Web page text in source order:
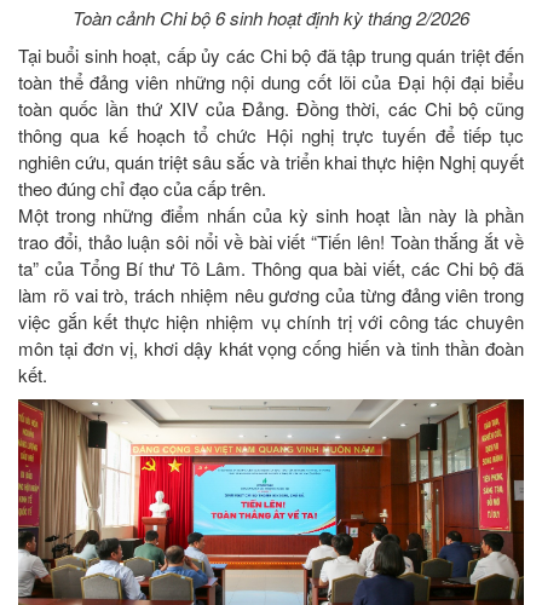
Toàn cảnh Chi bộ 6 sinh hoạt định kỳ tháng 2/2026
Tại buổi sinh hoạt, cấp ủy các Chi bộ đã tập trung quán triệt đến
toàn thể đảng viên những nội dung cốt lõi của Đại hội đại biểu
toàn quốc lần thứ XIV của Đảng. Đồng thời, các Chi bộ cũng
thông qua kế hoạch tổ chức Hội nghị trực tuyến để tiếp tục
nghiên cứu, quán triệt sâu sắc và triển khai thực hiện Nghị quyết
theo đúng chỉ đạo của cấp trên.
Một trong những điểm nhấn của kỳ sinh hoạt lần này là phần
trao đổi, thảo luận sôi nổi về bài viết “Tiến lên! Toàn thắng ắt về
ta” của Tổng Bí thư Tô Lâm. Thông qua bài viết, các Chi bộ đã
làm rõ vai trò, trách nhiệm nêu gương của từng đảng viên trong
việc gắn kết thực hiện nhiệm vụ chính trị với công tác chuyên
môn tại đơn vị, khơi dậy khát vọng cống hiến và tinh thần đoàn
kết.